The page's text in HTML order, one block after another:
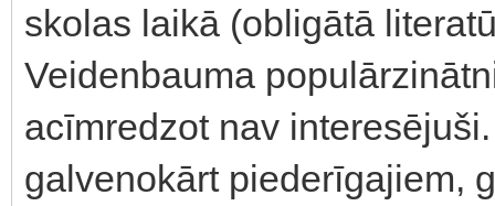
skolas laikā (obligātā
Veidenbauma
acīmredzot nav
galvenokārt piederīgajiem,